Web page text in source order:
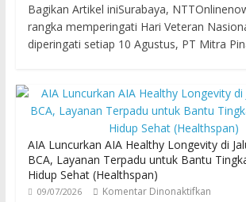
Bagikan Artikel iniSurabaya,
rangka memperingati Hari Veteran
diperingati setiap 10 Agustus, PT Mitra
AIA Luncurkan AIA Healthy Longevity di
BCA, Layanan Terpadu untuk Bantu
Hidup Sehat (Healthspan)
09/07/2026 Komentar Dinonaktifkan